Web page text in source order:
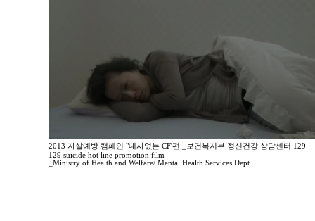
2013 자살예방 캠페인 "대사없는 CF'편 _보건복지부 정신건강 상담센터 129
129 suicide hot line promotion film
_Ministry of Health and Welfare/ Mental Health Services Dept